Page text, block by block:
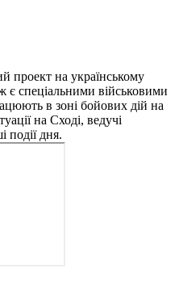
проект на українському
є спеціальними військовими
в зоні бойових дій на
на Сході, ведучі
події дня.